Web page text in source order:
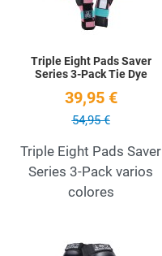
Triple Eight Pads Saver
Series 3-Pack Tie Dye
39,95 €
54,95 €
Triple Eight Pads Saver
Series 3-Pack varios
colores